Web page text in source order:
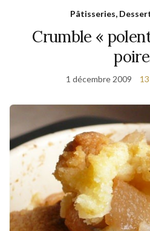
Pâtisseries,
Crumble «
1 décembre 2009